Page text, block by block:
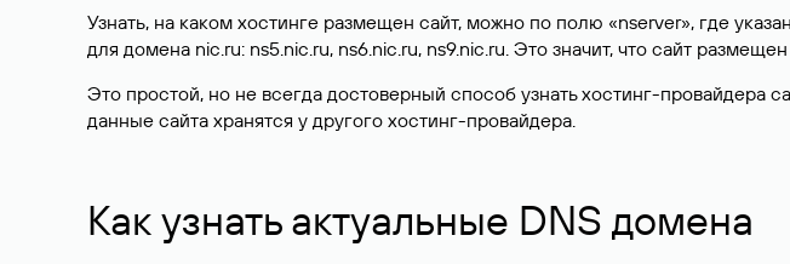
Узнать, на каком хостинге размещен сайт, можно по полю «nserver», где
для домена nic.ru: ns5.nic.ru, ns6.nic.ru, ns9.nic.ru. Это значит, что сайт
Это простой, но не всегда достоверный способ узнать хостинг-
данные сайта хранятся у другого хостинг-провайдера.
Как узнать актуальные DNS домена